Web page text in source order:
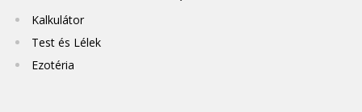
Kalkulátor
Test és Lélek
Ezotéria